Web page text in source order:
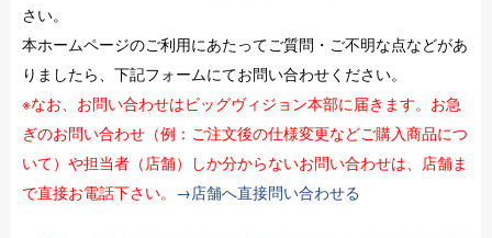
さい。
本ホームページのご利用にあたってご質問・ご不明な点などがあ
りましたら、下記フォームにてお問い合わせください。
※なお、お問い合わせはビッグヴィジョン本部に届きます。お急
ぎのお問い合わせ（例：ご注文後の仕様変更などご購入商品につ
いて）や担当者（店舗）しか分からないお問い合わせは、店舗ま
で直接お電話下さい。 →店舗へ直接問い合わせる